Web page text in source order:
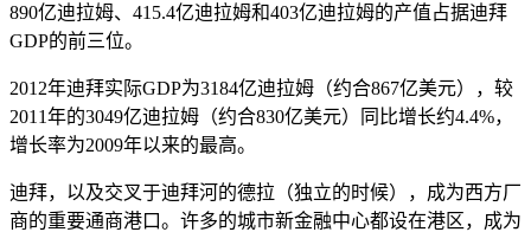
890亿迪拉姆、415.4亿迪拉姆和403亿迪拉姆的产值占据迪拜
GDP的前三位。
2012年迪拜实际GDP为3184亿迪拉姆（约合867亿美元），较
2011年的3049亿迪拉姆（约合830亿美元）同比增长约4.4%，
增长率为2009年以来的最高。
迪拜，以及交叉于迪拜河的德拉（独立的时候），成为西方厂
商的重要通商港口。许多的城市新金融中心都设在港区，成为